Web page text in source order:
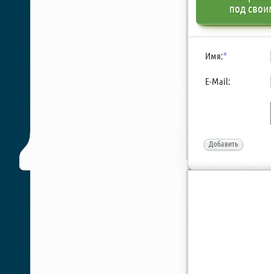
под
Имя:*
E-Mail:
Добавить